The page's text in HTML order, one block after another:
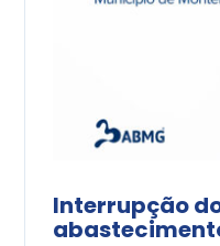
Interrupção